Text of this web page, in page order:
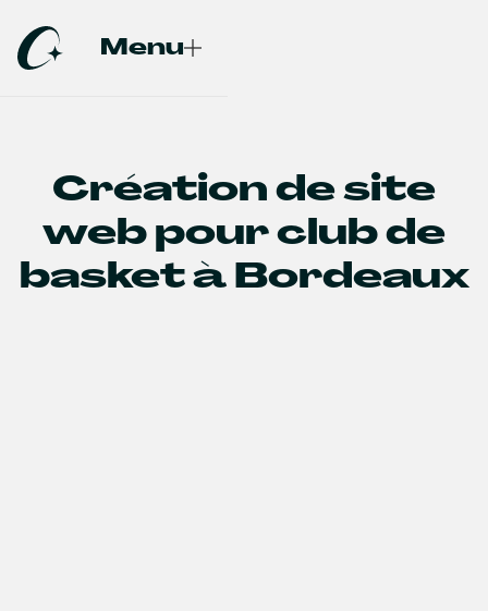
Menu
Création de site
web pour club de
basket à Bordeaux